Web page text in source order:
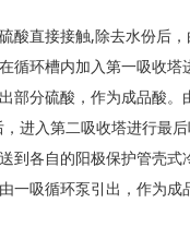
酸直接接触,除去水份后
循环槽内加入第一吸收
部分硫酸，作为成品酸
进入第二吸收塔进行最
到各自的阳极保护管壳
一吸循环泵引出，作为成